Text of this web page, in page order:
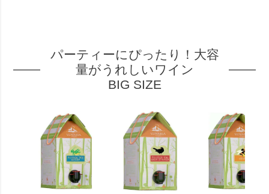
パーティーにぴったり！大容
量がうれしいワイン
BIG SIZE